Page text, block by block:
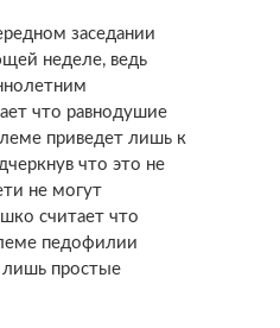
заседании
неделе, ведь
что равнодушие
приведет лишь к
что это не
не могут
считает что
педофилии
лишь простые